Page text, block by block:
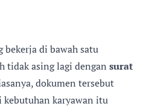
bekerja di bawah satu
tidak asing lagi dengan surat
dokumen tersebut
karyawan itu